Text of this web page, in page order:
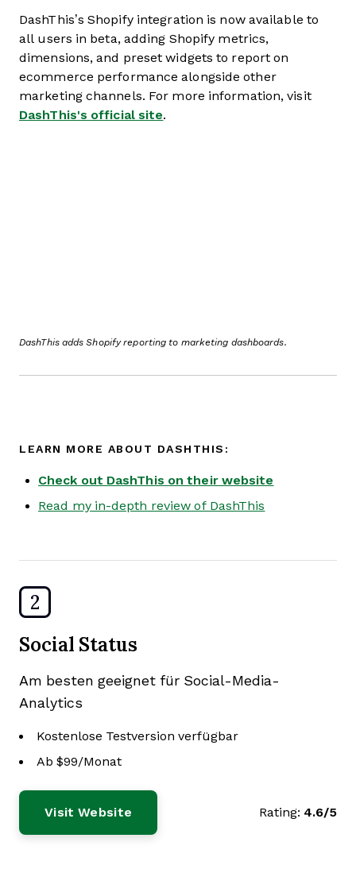
DashThis adds Shopify reporting to marketing dashboards.
DashThis’s Shopify integration is now available to
all users in beta, adding Shopify metrics,
dimensions, and preset widgets to report on
ecommerce performance alongside other
marketing channels. For more information, visit
DashThis's official site.
LEARN MORE ABOUT DASHTHIS:
Check out DashThis on their website
Read my in-depth review of DashThis
2
Social Status
Am besten geeignet für Social-Media-
Analytics
Kostenlose Testversion verfügbar
Ab $99/Monat
Visit Website Rating: 4.6/5